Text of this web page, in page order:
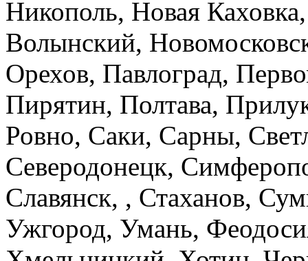
Никополь, Новая
Волынский,
Орехов, Павлоград,
Пирятин, Полтава,
Ровно, Саки, Сарны,
Северодонецк,
Славянск, , Стаханов,
Ужгород, Умань,